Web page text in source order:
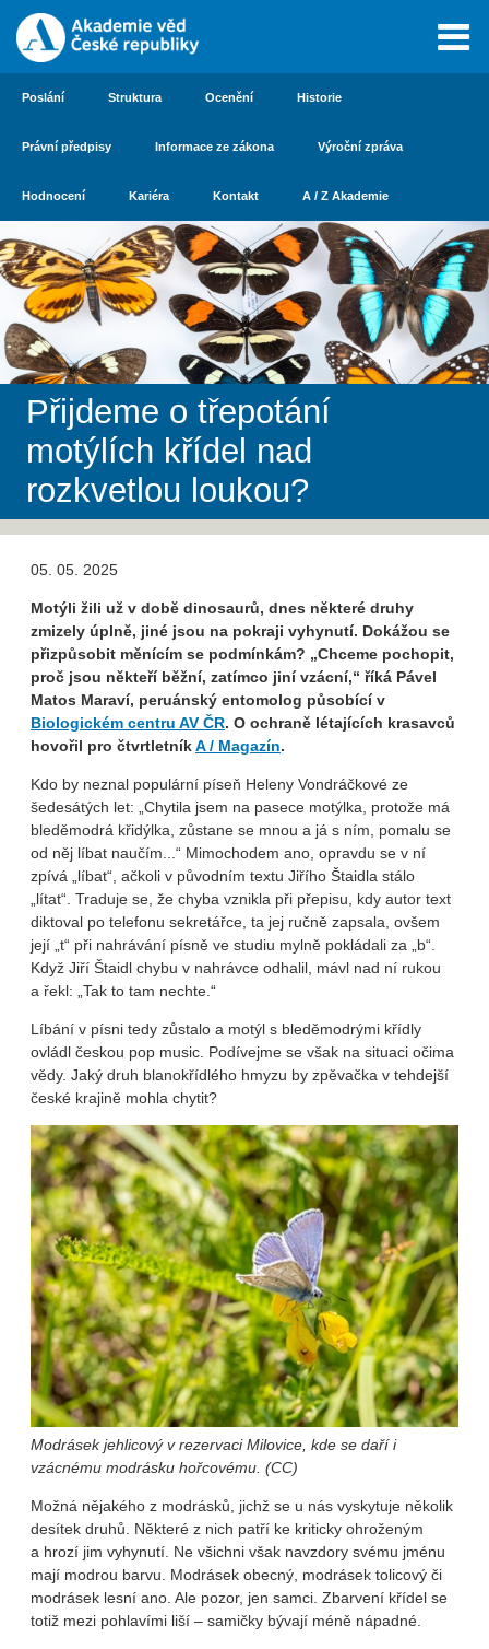
Poslání Struktura Ocenění Historie
Právní předpisy Informace ze zákona Výroční zpráva
Hodnocení Kariéra Kontakt A / Z Akademie
Přijdeme o třepotání
motýlích křídel nad
rozkvetlou loukou?
05. 05. 2025
Motýli žili už v době dinosaurů, dnes některé druhy
zmizely úplně, jiné jsou na pokraji vyhynutí. Dokážou se
přizpůsobit měnícím se podmínkám? „Chceme pochopit,
proč jsou někteří běžní, zatímco jiní vzácní,“ říká Pável
Matos Maraví, peruánský entomolog působící v
Biologickém centru AV ČR. O ochraně létajících krasavců
hovořil pro čtvrtletníkA / Magazín.
Kdo by neznal populární píseň Heleny Vondráčkové ze
šedesátých let: „Chytila jsem na pasece motýlka, protože má
bleděmodrá křidýlka, zůstane se mnou a já s ním, pomalu se
od něj líbat naučím...“ Mimochodem ano, opravdu se v ní
zpívá „líbat“, ačkoli v původním textu Jiřího Štaidla stálo
„lítat“. Traduje se, že chyba vznikla při přepisu, kdy autor text
diktoval po telefonu sekretářce, ta jej ručně zapsala, ovšem
její „t“ při nahrávání písně ve studiu mylně pokládali za „b“.
Když Jiří Štaidl chybu v nahrávce odhalil, mávl nad ní rukou
a řekl: „Tak to tam nechte.“
Líbání v písni tedy zůstalo a motýl s bleděmodrými křídly
ovládl českou pop music. Podívejme se však na situaci očima
vědy. Jaký druh blanokřídlého hmyzu by zpěvačka v tehdejší
české krajině mohla chytit?
Modrásek jehlicový v rezervaci Milovice, kde se daří i
vzácnému modrásku hořcovému. (CC)
Možná nějakého z modrásků, jichž se u nás vyskytuje několik
desítek druhů. Některé z nich patří ke kriticky ohroženým
a hrozí jim vyhynutí. Ne všichni však navzdory svému jménu
mají modrou barvu. Modrásek obecný, modrásek tolicový či
modrásek lesní ano. Ale pozor, jen samci. Zbarvení křídel se
totiž mezi pohlavími liší – samičky bývají méně nápadné.